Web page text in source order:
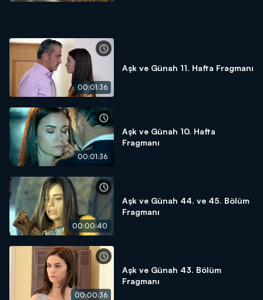
00:01:36
Aşk ve Günah 11. Hafta Fragmanı
00:01:36
Aşk ve Günah 10. Hafta
Fragmanı
00:00:40
Aşk ve Günah 44. ve 45. Bölüm
Fragmanı
00:00:36
Aşk ve Günah 43. Bölüm
Fragmanı